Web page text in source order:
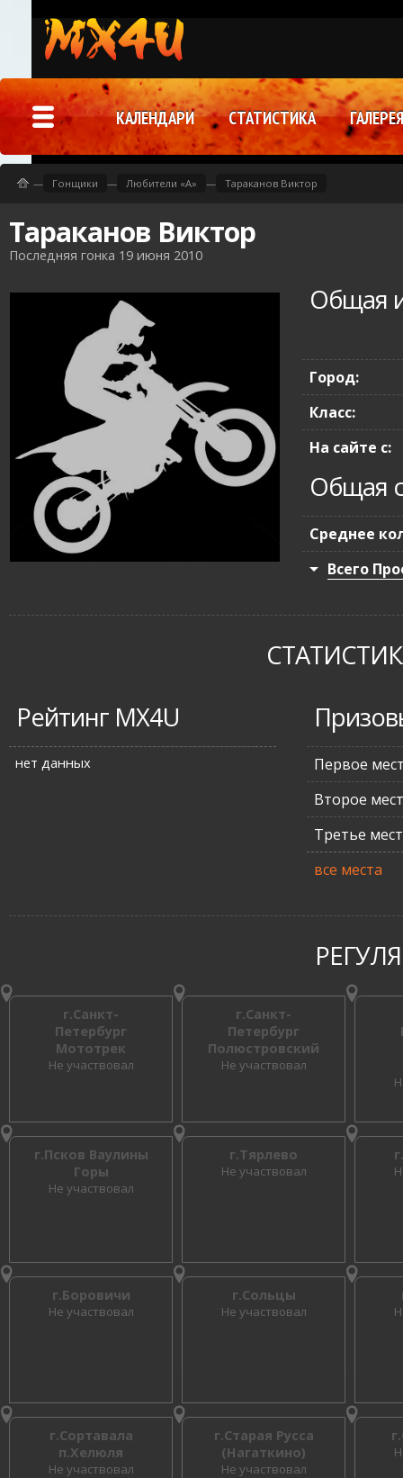
Тараканов Виктор
Последняя гонка 19 июня 2010
Общая
Город:
Класс:
На сайте с:
Общая
Среднее
Всего
Рейтинг MX4U
нет данных
Первое
Второе
Третье
все места
г.Санкт-
Петербург
Мототрек
Не участвовал
г.Санкт-
Петербург
Полюстровский
Не участвовал
г.Псков Ваулины
Горы
Не участвовал
г.Тярлево
Не участвовал
г.Боровичи
Не участвовал
г.Сольцы
Не участвовал
г.Сортавала
п.Хелюля
Не участвовал
г.Старая Русса
(Нагаткино)
Не участвовал
— Гонщики — Любители «A» — Тараканов Виктор
КАЛЕНДАРИ СТАТИСТИКА ГАЛЕРЕЯ